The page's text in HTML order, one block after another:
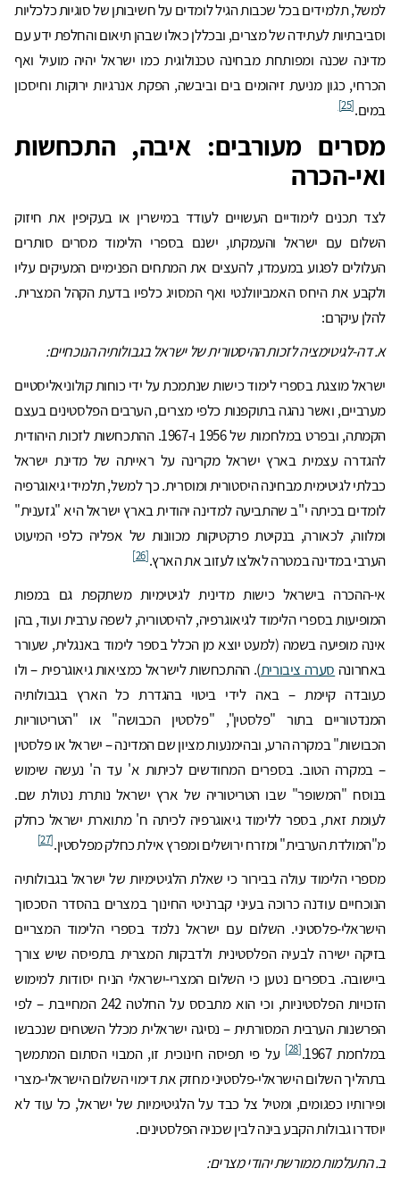
למשל, תלמידים בכל שכבות הגיל לומדים על חשיבותן של סוגיות כלכליות
וסביבתיות לעתידה של מצרים, ובכללן כאלו שבהן תיאום והחלפת ידע עם
מדינה שכנה ומפותחת מבחינה טכנולוגית כמו ישראל יהיה מועיל ואף
הכרחי, כגון מניעת זיהומים בים וביבשה, הפקת אנרגיות ירוקות וחיסכון
במים.[25]
מסרים מעורבים: איבה, התכחשות
ואי-הכרה
לצד תכנים לימודיים העשויים לעודד במישרין או בעקיפין את חיזוק
השלום עם ישראל והעמקתו, ישנם בספרי הלימוד מסרים סותרים
העלולים לפגוע במעמדו, להעצים את המתחים הפנימיים המעיקים עליו
ולקבע את היחס האמביוולנטי ואף המסויג כלפיו בדעת הקהל המצרית.
להלן עיקרם:
א. דה-לגיטימציה לזכות ההיסטורית של ישראל בגבולותיה הנוכחיים:
ישראל מוצגת בספרי לימוד כישות שנתמכת על ידי כוחות קולוניאליסטיים
מערביים, ואשר נהגה בתוקפנות כלפי מצרים, הערבים הפלסטינים בעצם
הקמתה, ובפרט במלחמות של 1956 ו-1967. ההתכחשות לזכות היהודית
להגדרה עצמית בארץ ישראל מקרינה על ראייתה של מדינת ישראל
כבלתי לגיטימית מבחינה היסטורית ומוסרית. כך למשל, תלמידי גיאוגרפיה
לומדים בכיתה י"ב שהתביעה למדינה יהודית בארץ ישראל היא "גזענית"
ומלווה, לכאורה, בנקיטת פרקטיקות מכוונות של אפליה כלפי המיעוט
הערבי במדינה במטרה לאלצו לעזוב את הארץ.[26]
אי-ההכרה בישראל כישות מדינית לגיטימיות משתקפת גם במפות
המופיעות בספרי הלימוד לגיאוגרפיה, להיסטוריה, לשפה ערבית ועוד, בהן
אינה מופיעה בשמה (למעט יוצא מן הכלל בספר לימוד באנגלית, שעורר
באחרונה סערה ציבורית). ההתכחשות לישראל כמציאות גיאוגרפית – ולו
כעובדה קיימת – באה לידי ביטוי בהגדרת כל הארץ בגבולותיה
המנדטוריים בתור "פלסטין", "פלסטין הכבושה" או "הטריטוריות
הכבושות" במקרה הרע, ובהימנעות מציון שם המדינה – ישראל או פלסטין
– במקרה הטוב. בספרים המחודשים לכיתות א' עד ה' נעשה שימוש
בנוסח "המשופר" שבו הטריטוריה של ארץ ישראל נותרת נטולת שם.
לעומת זאת, בספר ללימוד גיאוגרפיה לכיתה ח' מתוארת ישראל כחלק
מ"המולדת הערבית" ומזרח ירושלים ומפרץ אילת כחלק מפלסטין.[27]
מספרי הלימוד עולה בבירור כי שאלת הלגיטימיות של ישראל בגבולותיה
הנוכחיים עודנה כרוכה בעיני קברניטי החינוך במצרים בהסדר הסכסוך
הישראלי-פלסטיני. השלום עם ישראל נלמד בספרי הלימוד המצריים
בזיקה ישירה לבעיה הפלסטינית ולדבקות המצרית בתפיסה שיש צורך
ביישובה. בספרים נטען כי השלום המצרי-ישראלי הניח יסודות למימוש
הזכויות הפלסטיניות, וכי הוא מתבסס על החלטה 242 המחייבת – לפי
הפרשנות הערבית המסורתית – נסיגה ישראלית מכלל השטחים שנכבשו
במלחמת 1967.
[28]
על פי תפיסה חינוכית זו, המבוי הסתום המתמשך
בתהליך השלום הישראלי-פלסטיני מחזק את דימוי השלום הישראלי-מצרי
ופירותיו כפגומים, ומטיל צל כבד על הלגיטימיות של ישראל, כל עוד לא
יוסדרו גבולות הקבע בינה לבין שכניה הפלסטינים.
ב. התעלמות ממורשת יהודי מצרים: